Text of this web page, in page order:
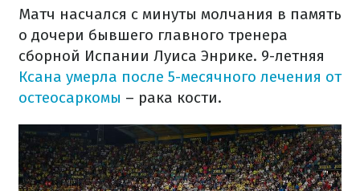
Матч насчался с минуты молчания в память
о дочери бывшего главного тренера
сборной Испании Луиса Энрике. 9-летняя
Ксана умерла после 5-месячного лечения от
остеосаркомы – рака кости.